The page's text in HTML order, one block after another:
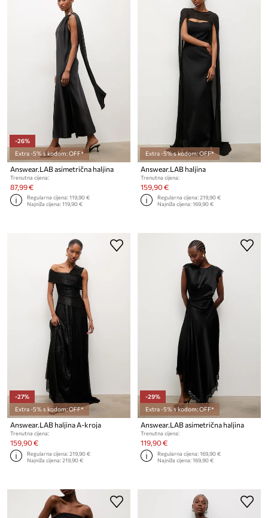
-26%
Extra -5% s kodom: OFF*
Answear.LAB asimetrična haljina
Trenutna cijena:
87,99 €
Regularna cijena:119,90 €
Najniža cijena:119,90 €
Extra -5% s kodom: OFF*
Answear.LAB haljina
Trenutna cijena:
159,90 €
Regularna cijena:219,90 €
Najniža cijena:169,90 €
-27%
Extra -5% s kodom: OFF*
Answear.LAB haljina A-kroja
Trenutna cijena:
159,90 €
Regularna cijena:219,90 €
Najniža cijena:219,90 €
-29%
Extra -5% s kodom: OFF*
Answear.LAB asimetrična haljina
Trenutna cijena:
119,90 €
Regularna cijena:169,90 €
Najniža cijena:169,90 €